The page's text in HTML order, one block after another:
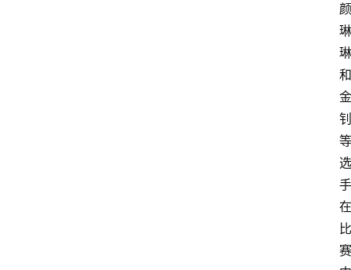
颜
琳
琳
和
金
钊
等
选
手
在
比
赛